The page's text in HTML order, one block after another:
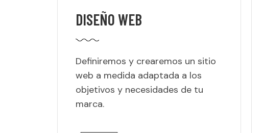
DISEÑO WEB
Definiremos y crearemos un sitio
web a medida adaptada a los
objetivos y necesidades de tu
marca.